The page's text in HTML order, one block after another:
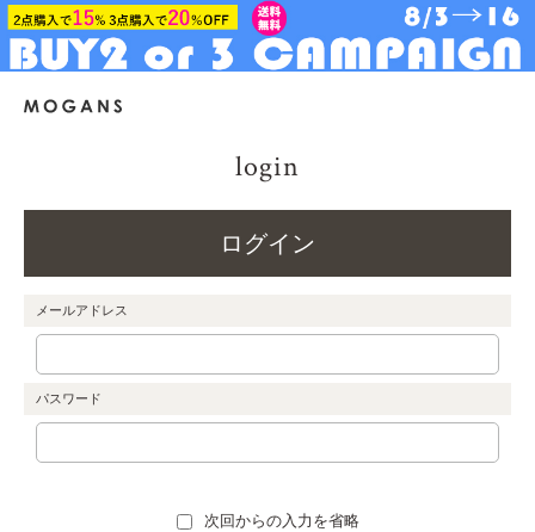
login
ログイン
メールアドレス
パスワード
次回からの入力を省略